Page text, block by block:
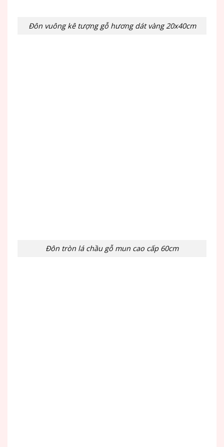
Đôn vuông kê tượng gỗ hương dát vàng 20x40cm
Đôn tròn lá chầu gỗ mun cao cấp 60cm